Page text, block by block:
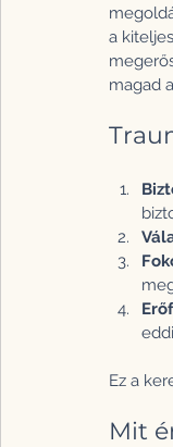
a
magad
Ez a
Mit